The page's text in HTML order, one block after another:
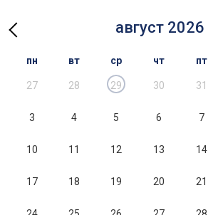
август 2026
пн вт ср чт пт
27 28 29 30 31
3 4 5 6 7
10 11 12 13 14
17 18 19 20 21